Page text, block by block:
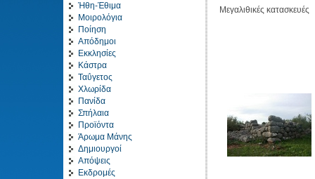
Ήθη-Έθιμα
Μοιρολόγια
Ποίηση
Απόδημοι
Εκκλησίες
Κάστρα
Ταΰγετος
Χλωρίδα
Πανίδα
Σπήλαια
Προϊόντα
Άρωμα Μάνης
Δημιουργοί
Απόψεις
Εκδρομές
Μεγαλιθικές κατασκευές